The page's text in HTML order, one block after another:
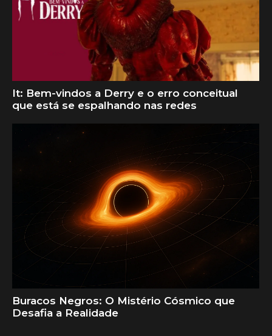
It: Bem-vindos a Derry e o erro conceitual
que está se espalhando nas redes
Buracos Negros: O Mistério Cósmico que
Desafia a Realidade